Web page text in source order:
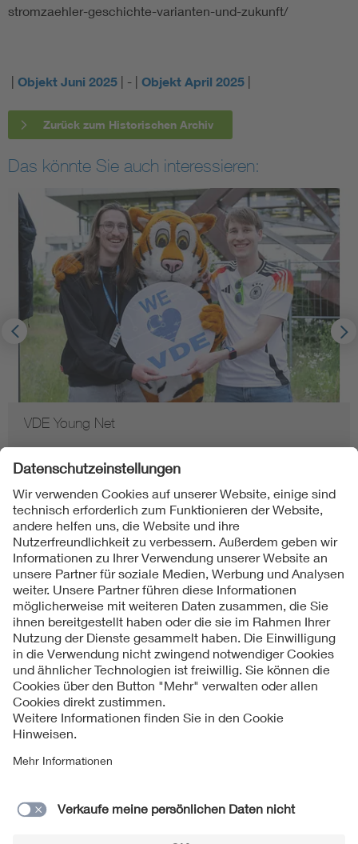
stromzaehler-geschichte-varianten-und-zukunft/
| Objekt Juni 2025 | - | Objekt April 2025 |
Zurück zum Historischen Archiv
Das könnte Sie auch interessieren:
VDE Young Net
Folgen Sie uns
Datenschutzinformationen